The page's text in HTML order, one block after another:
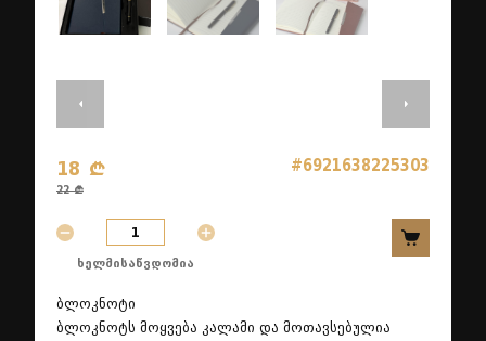
#6921638225303
18 ₾
22 ₾
ხელმისაწვდომია
ბლოკნოტი
ბლოკნოტს მოყვება კალამი და მოთავსებულია